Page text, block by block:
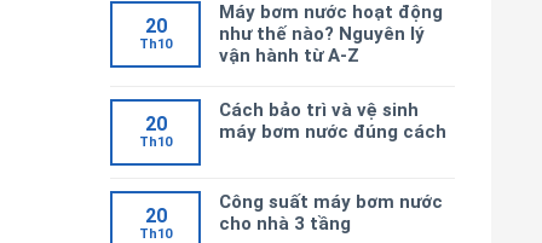
20
Th10
Máy bơm nước hoạt động
như thế nào? Nguyên lý
vận hành từ A-Z
20
Th10
Cách bảo trì và vệ sinh
máy bơm nước đúng cách
20
Th10
Công suất máy bơm nước
cho nhà 3 tầng